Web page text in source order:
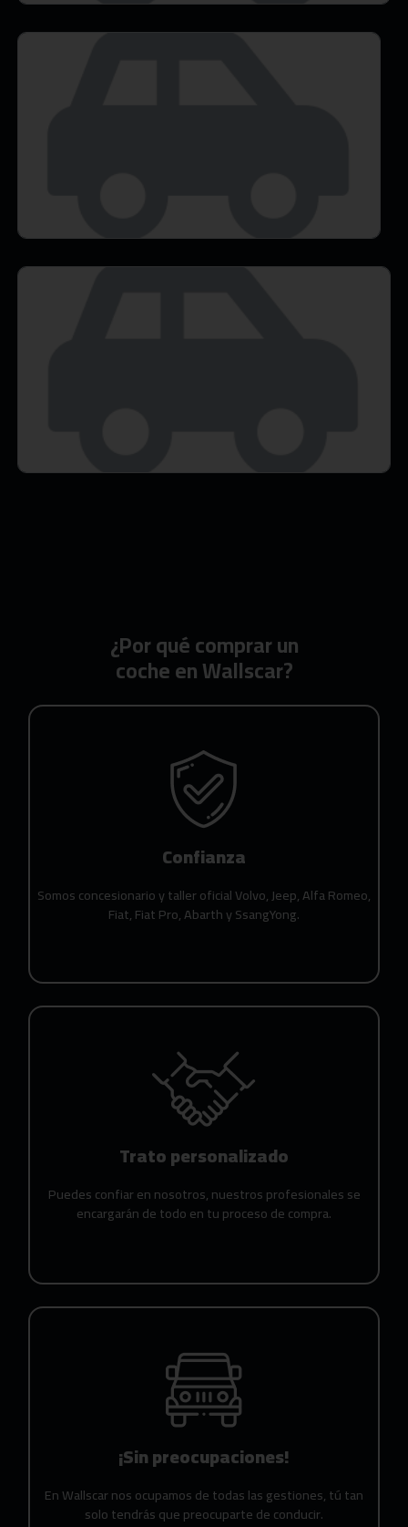
¿Por qué comprar un
coche en Wallscar?
Confianza
Somos concesionario y taller oficial Volvo, Jeep, Alfa Romeo,
Fiat, Fiat Pro, Abarth y SsangYong.
Trato personalizado
Puedes confiar en nosotros, nuestros profesionales se
encargarán de todo en tu proceso de compra.
¡Sin preocupaciones!
En Wallscar nos ocupamos de todas las gestiones, tú tan
solo tendrás que preocuparte de conducir.